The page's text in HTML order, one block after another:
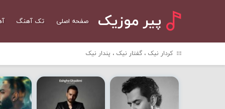
پیر موزیک صفحه اصلی تک آهنگ
کردار نیک ، گفتار نیک ، پندار نیک